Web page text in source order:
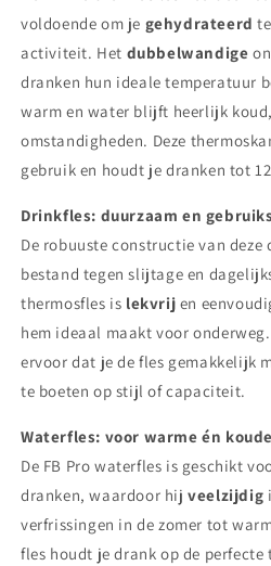
voldoende om je gehydrateerd
activiteit. Het dubbelwandige
dranken hun ideale temperatuur
warm en water blijft heerlijk
omstandigheden. Deze
gebruik en houdt je dranken tot
Drinkfles: duurzaam en
De robuuste constructie van
bestand tegen slijtage en
thermosfles is lekvrij en
hem ideaal maakt voor
ervoor dat je de fles gemakkelijk
te boeten op stijl of capaciteit.
Waterfles: voor warme én
De FB Pro waterfles is geschikt
dranken, waardoor hijveelzijdig
verfrissingen in de zomer tot
fles houdt je drank op de